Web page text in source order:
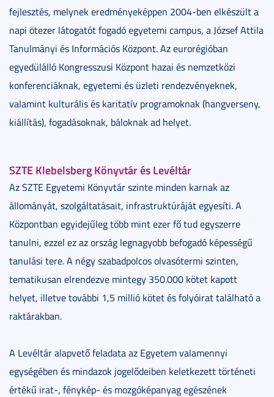
fejlesztés, melynek eredményeképpen 2004-ben elkészült a
napi ötezer látogatót fogadó egyetemi campus, a József Attila
Tanulmányi és Információs Központ. Az eurorégióban
egyedülálló Kongresszusi Központ hazai és nemzetközi
konferenciáknak, egyetemi és üzleti rendezvényeknek,
valamint kulturális és karitatív programoknak (hangverseny,
kiállítás), fogadásoknak, báloknak ad helyet.
SZTE Klebelsberg Könyvtár és Levéltár
Az SZTE Egyetemi Könyvtár szinte minden karnak az
állományát, szolgáltatásait, infrastruktúráját egyesíti. A
Központban egyidejűleg több mint ezer fő tud egyszerre
tanulni, ezzel ez az ország legnagyobb befogadó képességű
tanulási tere. A négy szabadpolcos olvasótermi szinten,
tematikusan elrendezve mintegy 350.000 kötet kapott
helyet, illetve további 1,5 millió kötet és folyóirat található a
raktárakban.
A Levéltár alapvető feladata az Egyetem valamennyi
egységében és mindazok jogelődeiben keletkezett történeti
értékű irat-, fénykép- és mozgóképanyag egészének